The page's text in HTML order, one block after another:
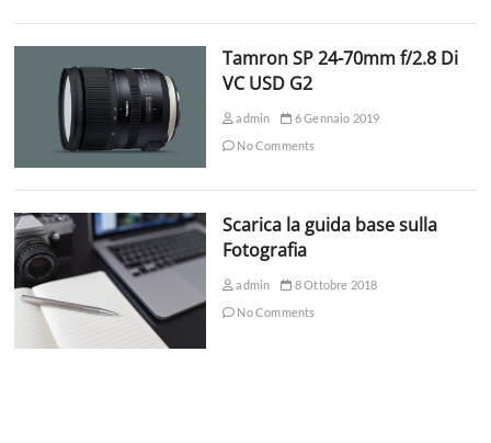
Tamron SP 24-70mm f/2.8 Di
VC USD G2
admin
6 Gennaio 2019
No Comments
Scarica la guida base sulla
Fotografia
admin
8 Ottobre 2018
No Comments